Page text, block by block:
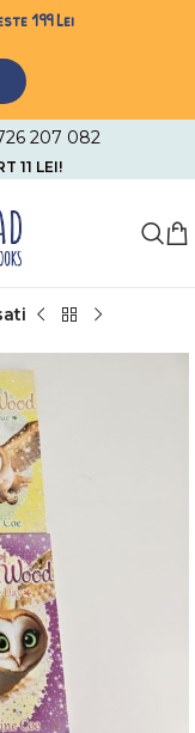
199 Lei
207 082
11 LEI!